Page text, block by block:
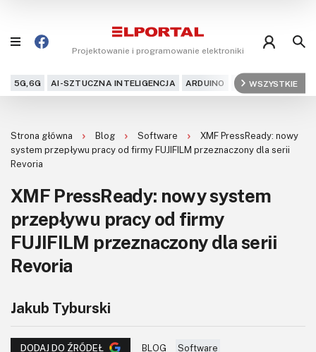
Projektowanie i programowanie elektroniki
5G,6G AI-SZTUCZNA INTELIGENCJA ARDUINO ARM AUDIO
WSZYSTKIE
Projekty
DIY+
Czytelnia
KITy AVT
Strona główna Blog Software
XMF PressReady: nowy
system przepływu pracy od firmy FUJIFILM przeznaczony dla serii
Revoria
XMF PressReady: nowy system
przepływu pracy od firmy
FUJIFILM przeznaczony dla serii
Revoria
Jakub Tyburski
DODAJ DO ŹRÓDEŁ BLOG
Software